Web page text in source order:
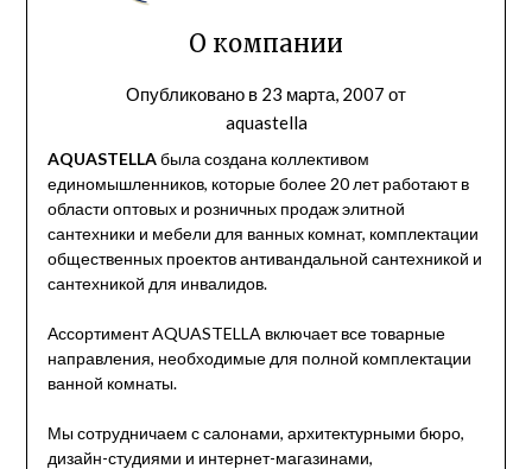
О компании
Опубликовано в 23 марта, 2007 от
aquastella
AQUASTELLAбыла создана коллективом
единомышленников, которые более 20 лет работают в
области оптовых и розничных продаж элитной
сантехники и мебели для ванных комнат, комплектации
общественных проектов антивандальной сантехникой и
сантехникой для инвалидов.
Ассортимент AQUASTELLA включает все товарные
направления, необходимые для полной комплектации
ванной комнаты.
Мы сотрудничаем с салонами, архитектурными бюро,
дизайн-студиями и интернет-магазинами,